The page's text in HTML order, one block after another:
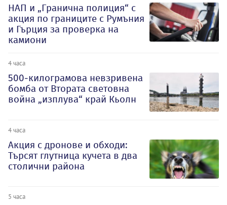
НАП и „Гранична полиция“ с
акция по границите с Румъния
и Гърция за проверка на
камиони
4 часа
500-килограмова невзривена
бомба от Втората световна
война „изплува“ край Кьолн
4 часа
Акция с дронове и обходи:
Търсят глутница кучета в два
столични района
5 часа